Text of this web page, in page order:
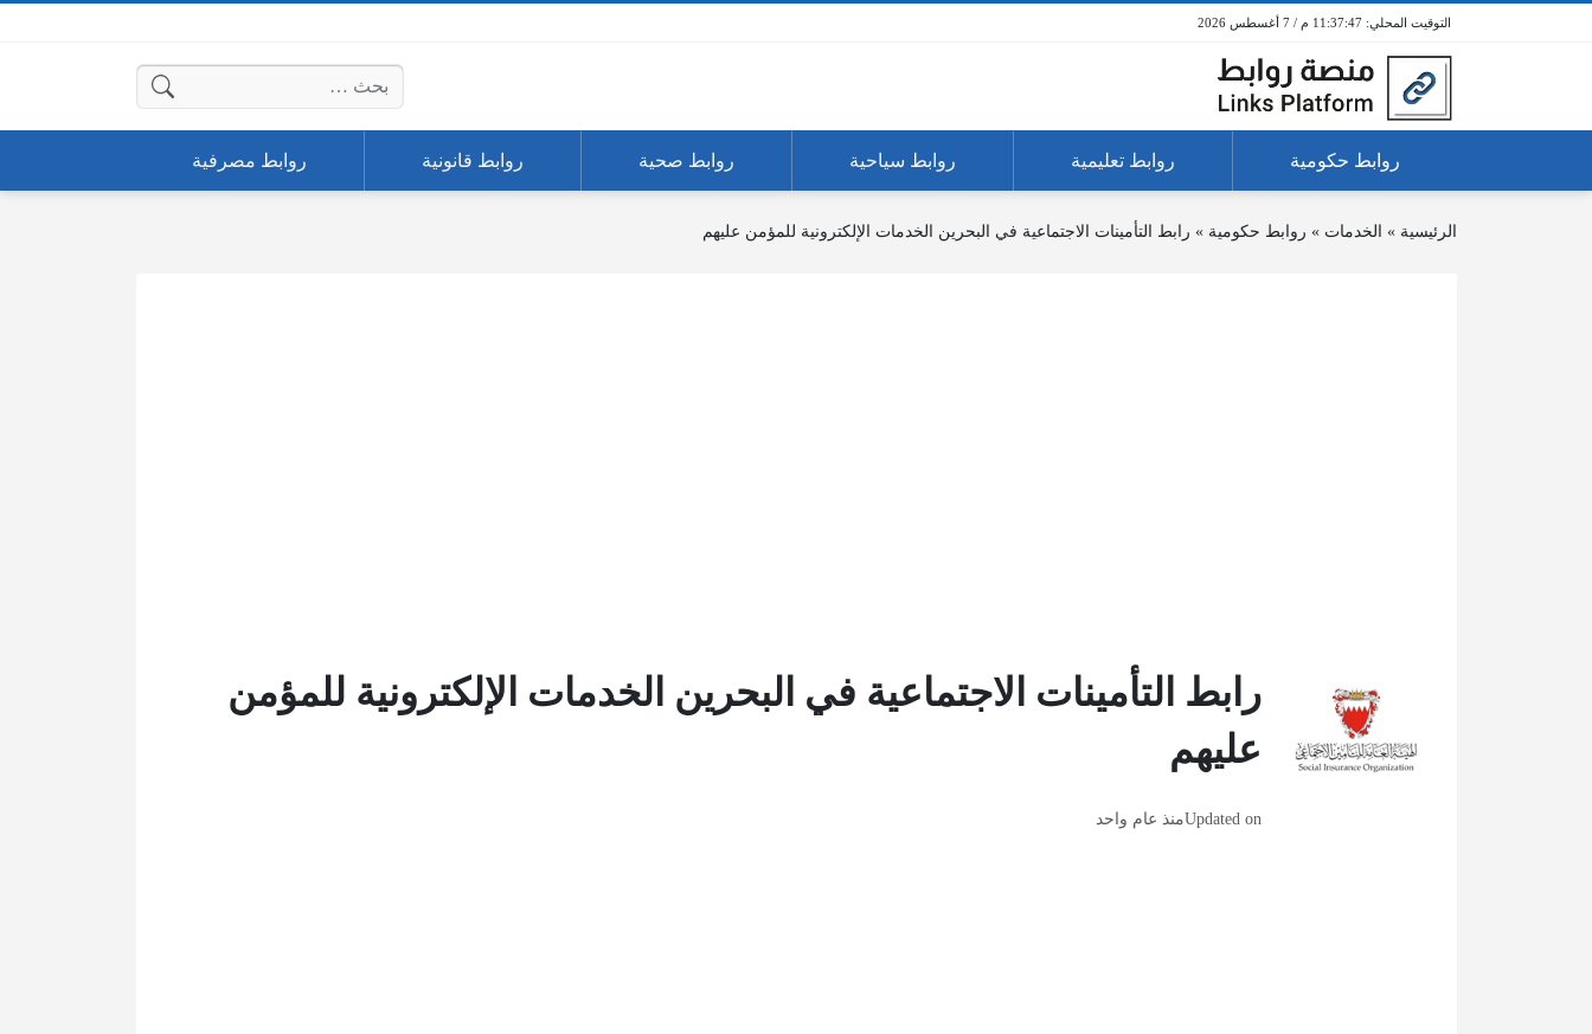
11:37:47 م / 7 أغسطس 2026
البحث عن:
روابط حكومية روابط تعليمية روابط سياحية روابط صحية روابط قانونية روابط مصرفية
الرئيسية » الخدمات » روابط حكومية » رابط التأمينات الاجتماعية في البحرين الخدمات الإلكترونية للمؤمن عليهم
رابط التأمينات الاجتماعية في البحرين الخدمات الإلكترونية للمؤمن
عليهم
Updated onمنذ عام واحد